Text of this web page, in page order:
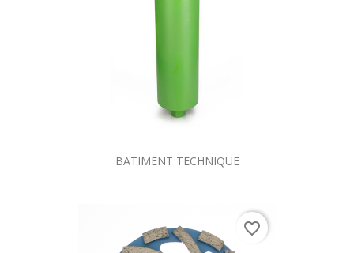
BATIMENT TECHNIQUE
favorite_border